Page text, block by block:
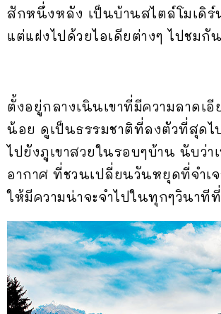
สักหนึ่งหลัง เป็นบ้านสไตล์โมเดิร์
แต่แฝงไปด้วยไอเดียต่างๆ ไปชมกั
ตั้งอยู่กลางเนินเขาที่มีความลาดเอี
น้อย ดูเป็นธรรมชาติที่ลงตัวที่สุดไ
ไปยังภูเขาสวยในรอบๆบ้าน นับว่า
อากาศ ที่ชวนเปลี่ยนวันหยุดที่จำเ
ให้มีความน่าจะจำไปในทุกๆวินาที